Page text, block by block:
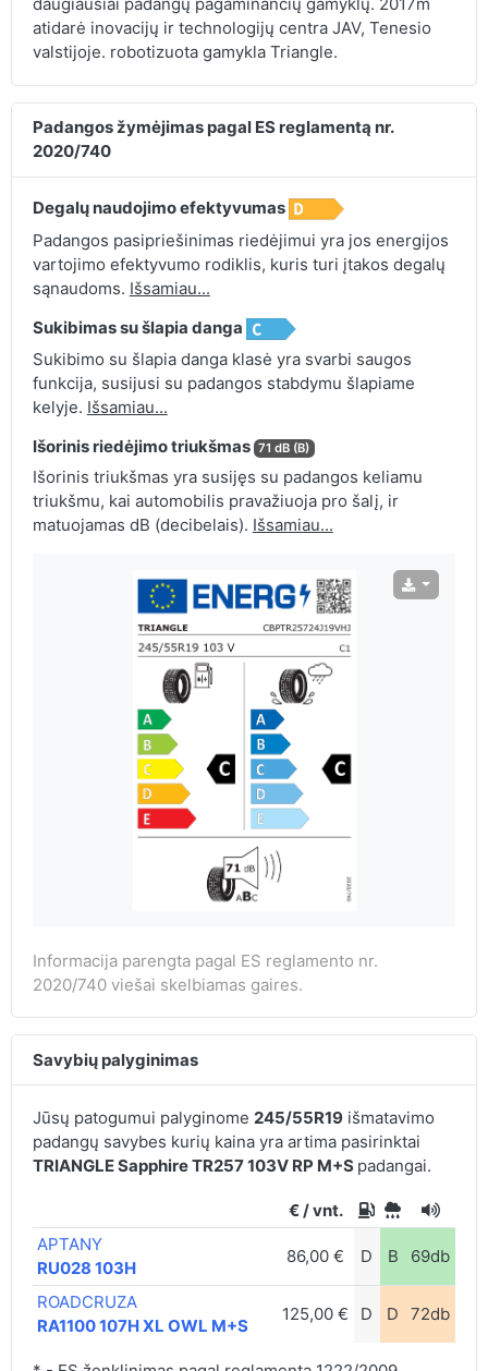
atidarė inovacijų ir technologijų centra JAV, Tenesio
valstijoje. robotizuota gamykla Triangle.
Padangos žymėjimas pagal ES reglamentą nr.
2020/740
Degalų naudojimo efektyvumas
Padangos pasipriešinimas riedėjimui yra jos energijos
vartojimo efektyvumo rodiklis, kuris turi įtakos degalų
sąnaudoms. Išsamiau...
Sukibimas su šlapia danga
Sukibimo su šlapia danga klasė yra svarbi saugos
funkcija, susijusi su padangos stabdymu šlapiame
kelyje. Išsamiau...
Išorinis riedėjimo triukšmas 71 dB (B)
Išorinis triukšmas yra susijęs su padangos keliamu
triukšmu, kai automobilis pravažiuoja pro šalį, ir
matuojamas dB (decibelais). Išsamiau...
Informacija parengta pagal ES reglamento nr.
2020/740 viešai skelbiamas gaires.
Savybių palyginimas
Jūsų patogumui palyginome 245/55R19išmatavimo
padangų savybes kurių kaina yra artima pasirinktai
TRIANGLE Sapphire TR257 103V RP M+S padangai.
€ / vnt.
APTANY
RU028 103H
86,00 € D B 69db
ROADCRUZA
RA1100 107H XL OWL M+S
125,00 € D D 72db